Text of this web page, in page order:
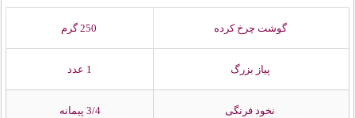
گوشت چرخ کرده
پیاز بزرگ 1 عدد
نخود فرنگی 3/4 پیمانه